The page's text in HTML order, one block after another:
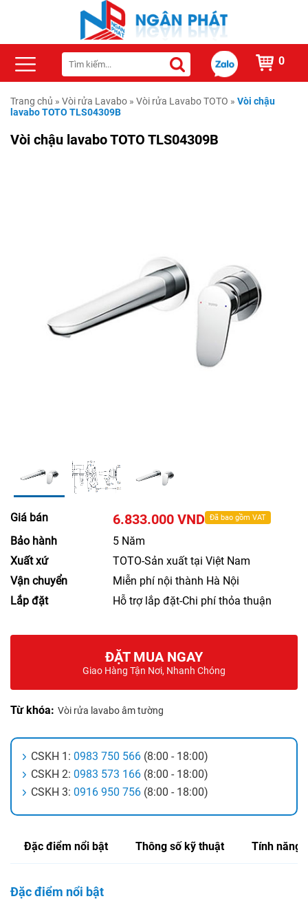
0
Trang chủ » Vòi rửa Lavabo » Vòi rửa Lavabo TOTO » Vòi chậu
lavabo TOTO TLS04309B
Vòi chậu lavabo TOTO TLS04309B
Giá bán 6.833.000 VND Đã bao gồm VAT
Bảo hành
5 Năm
Xuất xứ
TOTO-Sản xuất tại Việt Nam
Vận chuyển
Miễn phí nội thành Hà Nội
Lắp đặt
Hỗ trợ lắp đặt-Chi phí thỏa thuận
ĐẶT MUA NGAY
Giao Hàng Tận Nơi, Nhanh Chóng
Từ khóa: Vòi rửa lavabo âm tường
CSKH 1: 0983 750 566 (8:00 - 18:00)
CSKH 2: 0983 573 166 (8:00 - 18:00)
CSKH 3: 0916 950 756 (8:00 - 18:00)
Đặc điểm nổi bật Thông số kỹ thuật Tính năng
Đặc điểm nổi bật